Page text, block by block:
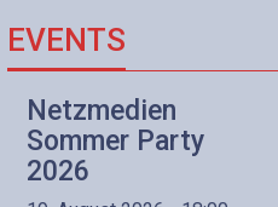
EVENTS
Netzmedien
Sommer Party
2026